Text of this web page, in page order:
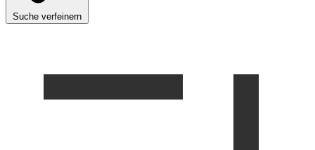
Suche verfeinern